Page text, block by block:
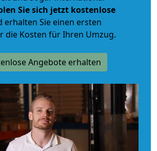
Sie sich jetzt kostenlose
erhalten Sie einen ersten
die Kosten für Ihren Umzug.
Angebote erhalten